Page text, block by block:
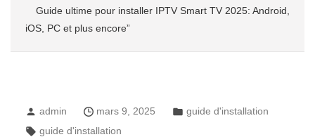
Guide ultime pour installer IPTV Smart TV 2025: Android,
iOS, PC et plus encore”
admin mars 9, 2025
guide d'installation
guide d'installation